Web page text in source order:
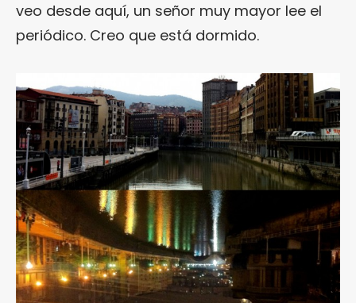
veo desde aquí, un señor muy mayor lee el
periódico. Creo que está dormido.